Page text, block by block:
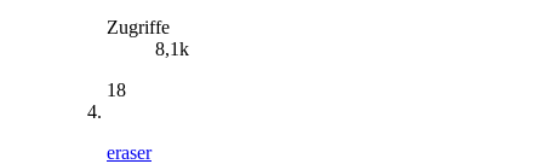
Zugriffe
8,1k
18
eraser